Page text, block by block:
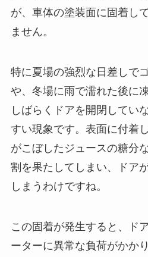
が、車体の塗装面に固着し
ません。
特に夏場の強烈な日差しで
や、冬場に雨で濡れた後に
しばらくドアを開閉してい
すい現象です。表面に付着
がこぼしたジュースの糖分
割を果たしてしまい、ドア
しまうわけですね。
この固着が発生すると、ド
ーターに異常な負荷がかか